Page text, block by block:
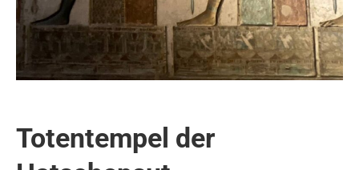
Totentempel der